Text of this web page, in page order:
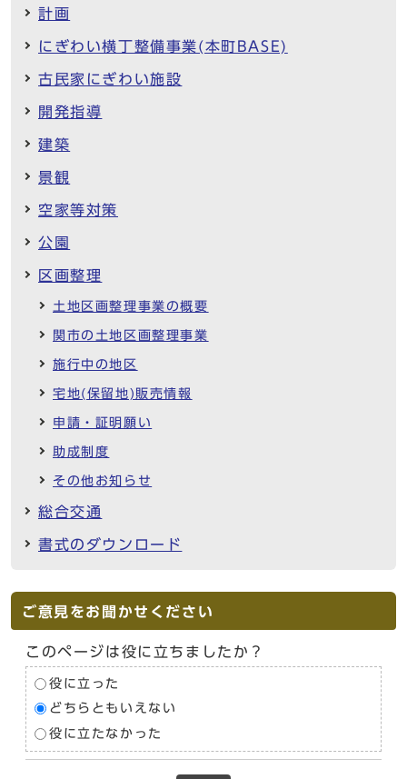
計画
にぎわい横丁整備事業(本町BASE)
古民家にぎわい施設
開発指導
建築
景観
空家等対策
公園
区画整理
土地区画整理事業の概要
関市の土地区画整理事業
施行中の地区
宅地(保留地)販売情報
申請・証明願い
助成制度
その他お知らせ
総合交通
書式のダウンロード
ご意見をお聞かせください
このページは役に立ちましたか？
役に立った
どちらともいえない
役に立たなかった